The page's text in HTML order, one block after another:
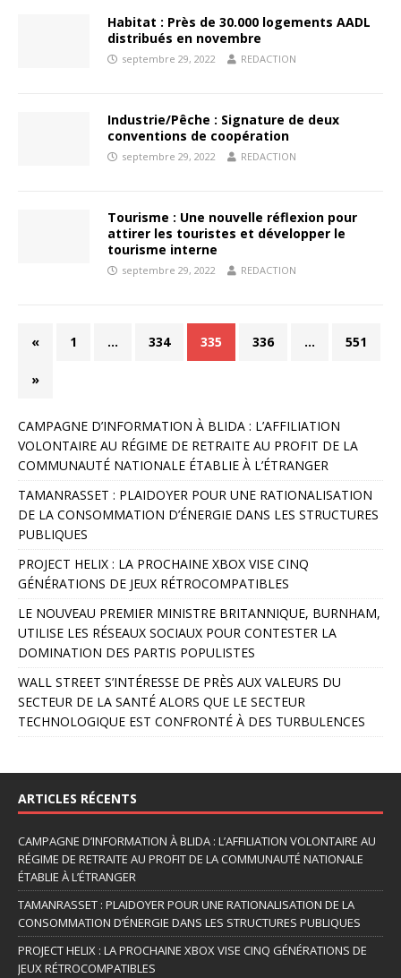
Habitat : Près de 30.000 logements AADL
distribués en novembre
septembre 29, 2022 REDACTION
Industrie/Pêche : Signature de deux
conventions de coopération
septembre 29, 2022 REDACTION
Tourisme : Une nouvelle réflexion pour
attirer les touristes et développer le
tourisme interne
septembre 29, 2022 REDACTION
« 1 … 334 335 336 … 551
»
CAMPAGNE D’INFORMATION À BLIDA : L’AFFILIATION
VOLONTAIRE AU RÉGIME DE RETRAITE AU PROFIT DE LA
COMMUNAUTÉ NATIONALE ÉTABLIE À L’ÉTRANGER
TAMANRASSET : PLAIDOYER POUR UNE RATIONALISATION
DE LA CONSOMMATION D’ÉNERGIE DANS LES STRUCTURES
PUBLIQUES
PROJECT HELIX : LA PROCHAINE XBOX VISE CINQ
GÉNÉRATIONS DE JEUX RÉTROCOMPATIBLES
LE NOUVEAU PREMIER MINISTRE BRITANNIQUE, BURNHAM,
UTILISE LES RÉSEAUX SOCIAUX POUR CONTESTER LA
DOMINATION DES PARTIS POPULISTES
WALL STREET S’INTÉRESSE DE PRÈS AUX VALEURS DU
SECTEUR DE LA SANTÉ ALORS QUE LE SECTEUR
TECHNOLOGIQUE EST CONFRONTÉ À DES TURBULENCES
ARTICLES RÉCENTS
CAMPAGNE D’INFORMATION À BLIDA : L’AFFILIATION VOLONTAIRE AU
RÉGIME DE RETRAITE AU PROFIT DE LA COMMUNAUTÉ NATIONALE
ÉTABLIE À L’ÉTRANGER
TAMANRASSET : PLAIDOYER POUR UNE RATIONALISATION DE LA
CONSOMMATION D’ÉNERGIE DANS LES STRUCTURES PUBLIQUES
PROJECT HELIX : LA PROCHAINE XBOX VISE CINQ GÉNÉRATIONS DE
JEUX RÉTROCOMPATIBLES